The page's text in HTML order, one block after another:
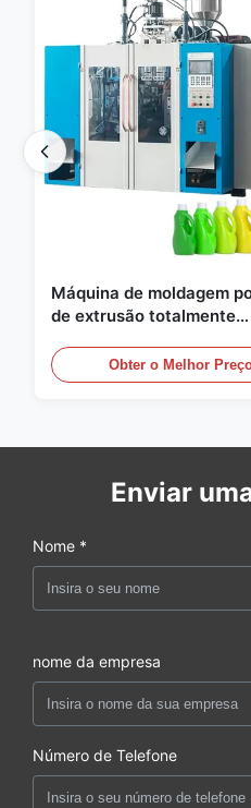
Máquina de moldagem
de extrusão totalmente
Obter o Melhor
Enviar
Nome *
nome da empresa
Número de Telefone